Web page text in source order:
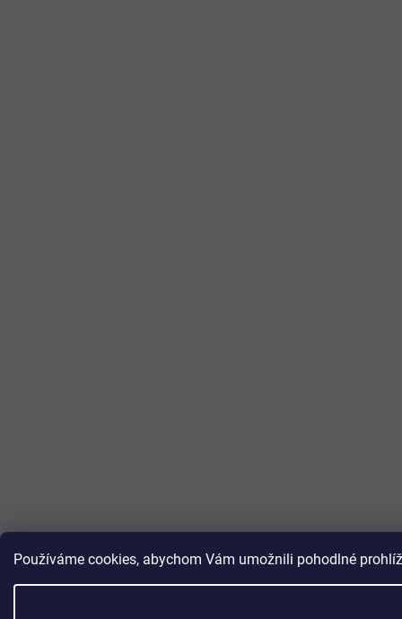
Používáme cookies, abychom Vám umožnili pohodlné